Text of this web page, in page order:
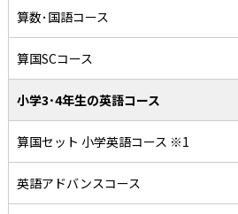
算数･国語コース
算国SCコース
小学3･4年生の英語コース
算国セット 小学英語コース ※1
英語アドバンスコース